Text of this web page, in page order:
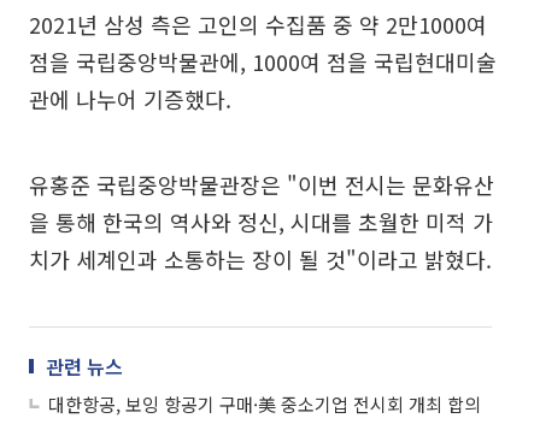
2021년 삼성 측은 고인의 수집품 중 약 2만1000여
점을 국립중앙박물관에, 1000여 점을 국립현대미술
관에 나누어 기증했다.
유홍준 국립중앙박물관장은 "이번 전시는 문화유산
을 통해 한국의 역사와 정신, 시대를 초월한 미적 가
치가 세계인과 소통하는 장이 될 것"이라고 밝혔다.
관련 뉴스
대한항공, 보잉 항공기 구매·美 중소기업 전시회 개최 합의